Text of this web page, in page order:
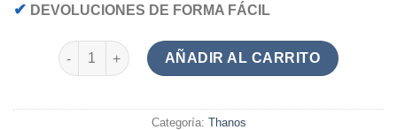
✔ DEVOLUCIONES DE FORMA FÁCIL
Guantelete del Infinito Thanos cantidad
AÑADIR AL CARRITO
Categoría: Thanos